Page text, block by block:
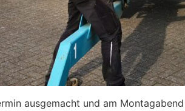
ausgemacht und am